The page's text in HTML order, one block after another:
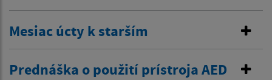
Mesiac úcty k starším
Prednáška o použití prístroja AED